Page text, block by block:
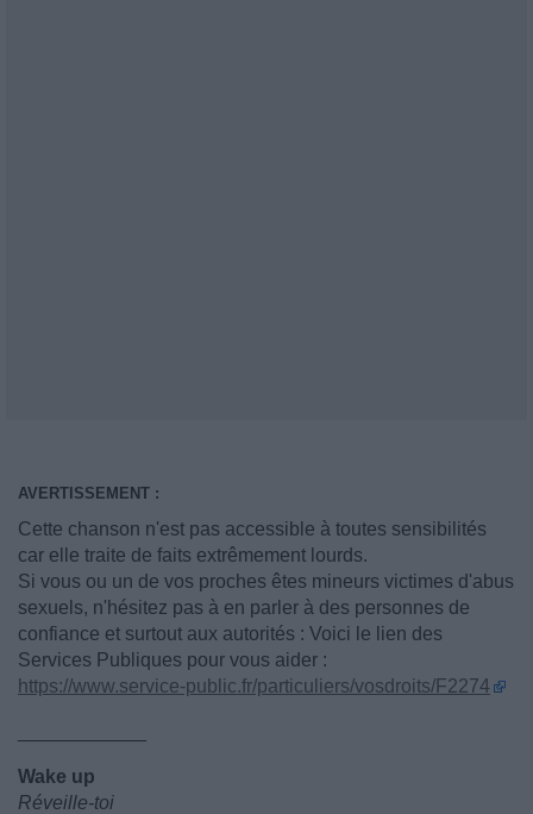
AVERTISSEMENT :
Cette chanson n'est pas accessible à toutes sensibilités
car elle traite de faits extrêmement lourds.
Si vous ou un de vos proches êtes mineurs victimes d'abus
sexuels, n'hésitez pas à en parler à des personnes de
confiance et surtout aux autorités : Voici le lien des
Services Publiques pour vous aider :
https://www.service-public.fr/particuliers/vosdroits/F2274
Wake up
Réveille-toi